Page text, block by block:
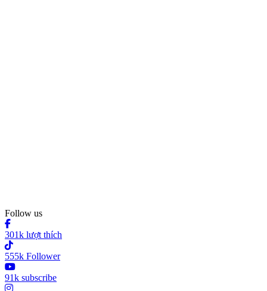
Follow us
301k lượt thích
555k Follower
91k subscribe